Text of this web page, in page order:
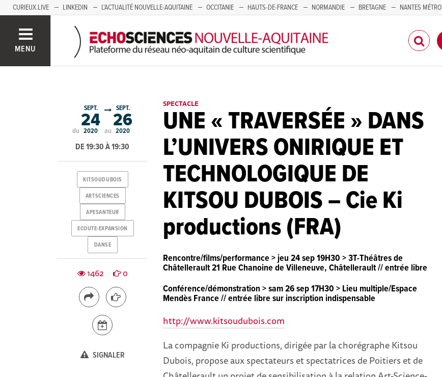
CURIEUX.LIVE LINKEDIN L'ACTUALITÉ NOUVELLE-AQUITAINE OCCITANIE HAUTS-DE-FRANCE NORMANDIE BRETAGNE NANTES MÉTRO
MENU
SPECTACLE
UNE « TRAVERSÉE » DANS
L’UNIVERS ONIRIQUE ET
TECHNOLOGIQUE DE
KITSOU DUBOIS – Cie Ki
productions (FRA)
Rencontre/films/performance>jeu 24 sep 19H30 > 3T-Théâtres de
Châtellerault 21 Rue Chanoine de Villeneuve, Châtellerault // entrée libre
Conférence/démonstration >sam 26 sep 17H30 > Lieu multiple/Espace
Mendès France // entrée libre sur inscription indispensable
http://www.kitsoudubois.com
La compagnie Ki productions, dirigée par la chorégraphe Kitsou
Dubois, propose aux spectateurs et spectatrices de Poitiers et de
du
SEPT.
24
2020 au
SEPT.
26
2020
DE 19:30 À 19:30
KITSOUDUBOIS
ARTSCIENCES
APESANTEUR
ECOUTE-EXPANSION
DANSE
1462 0
SIGNALER